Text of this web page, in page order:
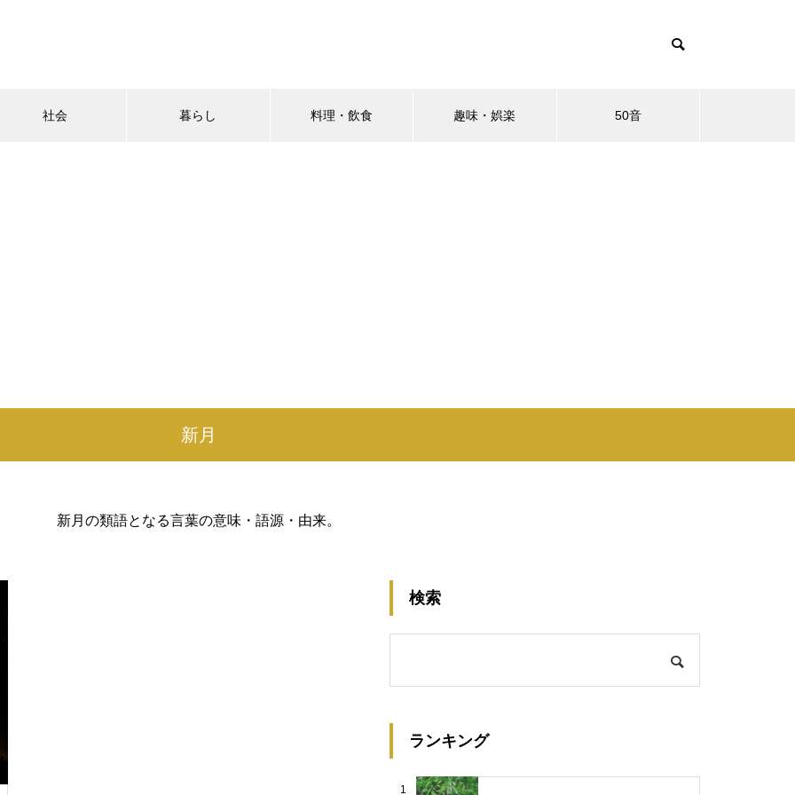
社会 暮らし 料理・飲食 趣味・娯楽 50音
新月
新月の類語となる言葉の意味・語源・由来。
検索
ランキング
1